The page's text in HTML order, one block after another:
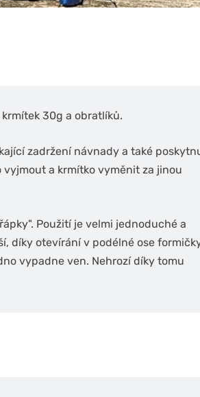
30g a obratlíků.
zadržení návnady a také
a krmítko vyměnit za jinou
Použití je velmi jednoduché a
díky otevírání v podélné ose
vypadne ven. Nehrozí díky tomu